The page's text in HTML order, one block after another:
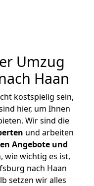
Umzug
Haan
kostspielig sein,
hier, um Ihnen
Wir sind die
und arbeiten
Angebote und
wie wichtig es ist,
nach Haan
setzen wir alles